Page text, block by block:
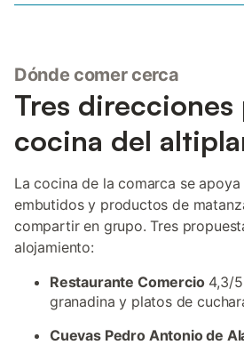
Dónde comer cerca
Tres direcciones
cocina del
La cocina de la comarca se apoya
embutidos y productos de
compartir en grupo. Tres
alojamiento:
Restaurante Comercio4,3/5
granadina y platos de
Cuevas Pedro Antonio de